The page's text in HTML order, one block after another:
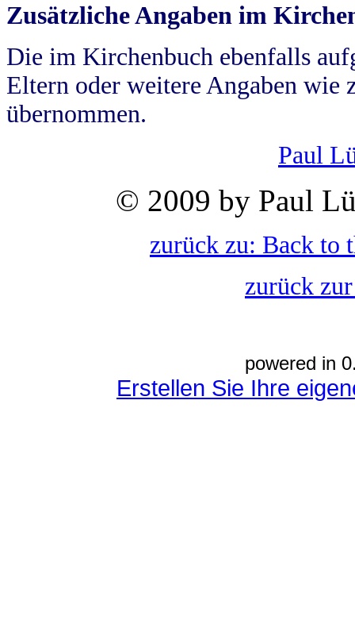
Zusätzliche Angaben im
Die im Kirchenbuch ebenfalls
Eltern oder weitere Angaben wie
übernommen.
Paul
© 2009 by Paul
zurück zu: Back to
zurück
powered in
Erstellen Sie Ihre